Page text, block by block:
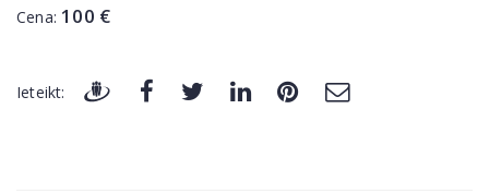
Cena: 100 €
Ieteikt: